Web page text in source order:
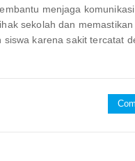
menjaga
sekolah dan memastikan
siswa karena sakit tercatat